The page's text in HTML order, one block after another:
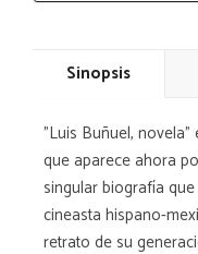
Sinopsis
"Luis Buñuel,
que aparece ahora
singular biografía
cineasta hispano-
retrato de su